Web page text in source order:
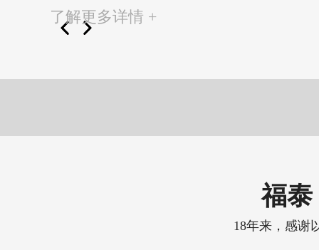
了解更多详情 +
福泰
18年来，感谢